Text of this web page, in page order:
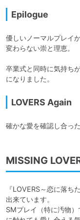
Epilogue
優しいノーマルプレイ
変わらない崇と理恵。
卒業式と同時に気持ち
になりました。
LOVERS Again
確かな愛を確認し合っ
MISSING
『LOVERS～恋に落ち
出来ています。
SMプレイ（特に汚物